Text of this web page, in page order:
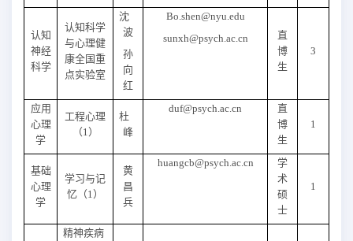
认知
神经
科学
认知科学
与心理健
康全国重
点实验室
沈
波
孙
向
红
Bo.shen@nyu.edu
sunxh@psych.ac.cn
直
博
生
3
应用
心理
学
工程心理
（1 ）
杜
峰
duf@psych.ac.cn
直
博
生
1
基础
心理
学
学习与记
忆（1）
黄
昌
兵
huangcb@psych.ac.cn
学
术
硕
士
1
精神疾病